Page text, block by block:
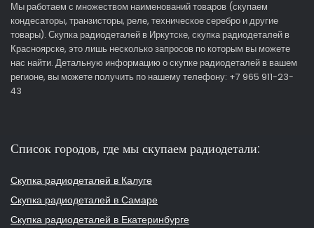
Мы работаем с множеством наименований товаров (скупаем
кондесаторы, транзисторы, реле, техническое серебро и другие
товары). Скупка радиодеталей в Иркутске, скупка радиодеталей в
Красноярске, это лишь несколько запросов по которым вы можете
нас найти. Детальную информацию о скупке радиодеталей в вашем
регионе, вы можете получить по нашему телефону: +7 965 911-23-
43
Список городов, где мы скупаем радиодетали:
Скупка радиодеталей в Калуге
Скупка радиодеталей в Самаре
Скупка радиодеталей в Екатеринбурге